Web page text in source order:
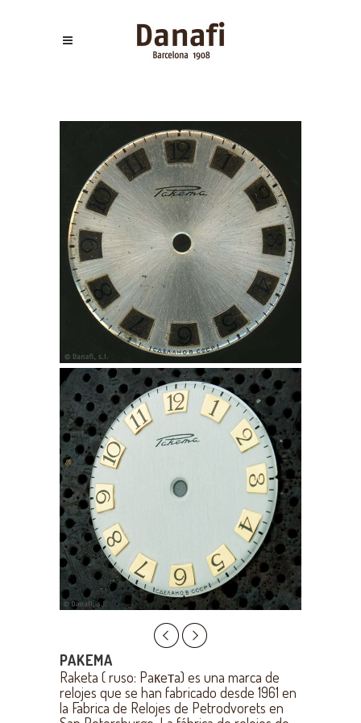
PAKEMA
Raketa ( ruso: Paкeтa) es una marca de
relojes que se han fabricado desde 1961 en
la Fabrica de Relojes de Petrodvorets en